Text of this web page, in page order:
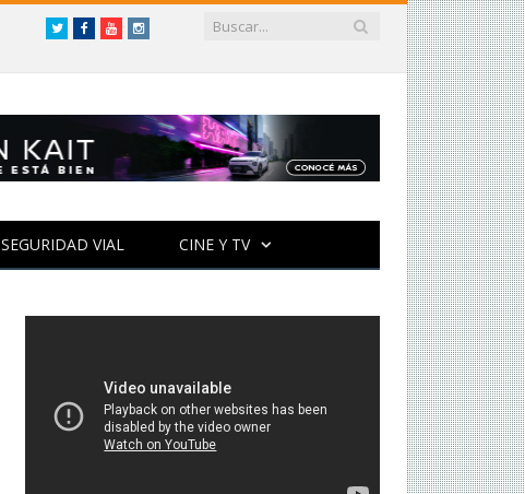
TwitterFacebookYouTubeInstagram
SEGURIDAD VIAL CINE Y TV